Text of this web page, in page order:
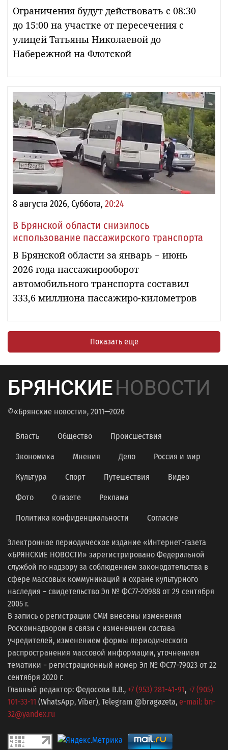
Ограничения будут действовать с 08:30
до 15:00 на участке от пересечения с
улицей Татьяны Николаевой до
Набережной на Флотской
8 августа 2026, Суббота, 20:24
В Брянской области снизилось
использование пассажирского транспорта
В Брянской области за январь − июнь
2026 года пассажирооборот
автомобильного транспорта составил
333,6 миллиона пассажиро-километров
Показать еще
БРЯНСКИЕНОВОСТИ
©«Брянские новости», 2011—2026
Власть Общество Происшествия
Экономика Мнения Дело Россия и мир
Культура Спорт Путешествия Видео
Фото О газете Реклама
Политика конфиденциальности Согласие
Электронное периодическое издание «Интернет-газета
«БРЯНСКИЕ НОВОСТИ» зарегистрировано Федеральной
службой по надзору за соблюдением законодательства в
сфере массовых коммуникаций и охране культурного
наследия − свидетельство Эл № ФС77-20988 от 29 сентября
2005 г.
В запись о регистрации СМИ внесены изменения
Роскомнадзором в связи с изменением состава
учредителей, изменением формы периодического
распространения массовой информации, уточнением
тематики − регистрационный номер Эл № ФС77−79023 от 22
сентября 2020 г.
Главный редактор: Федосова В.В., +7 (953) 281-41-91, +7 (905)
101-33-11 (WhatsApp, Viber), Telegram @bragazeta, e-mail: bn-
32@yandex.ru